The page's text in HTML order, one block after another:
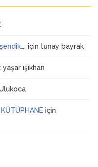
için tunay bayrak
ışıkhan
için